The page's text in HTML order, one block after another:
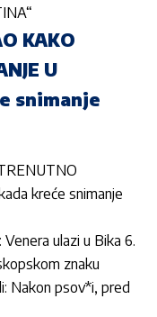
KAKO
U
snimanje
kreće snimanje
ulazi u Bika 6.
znaku
Nakon psov*i, pred